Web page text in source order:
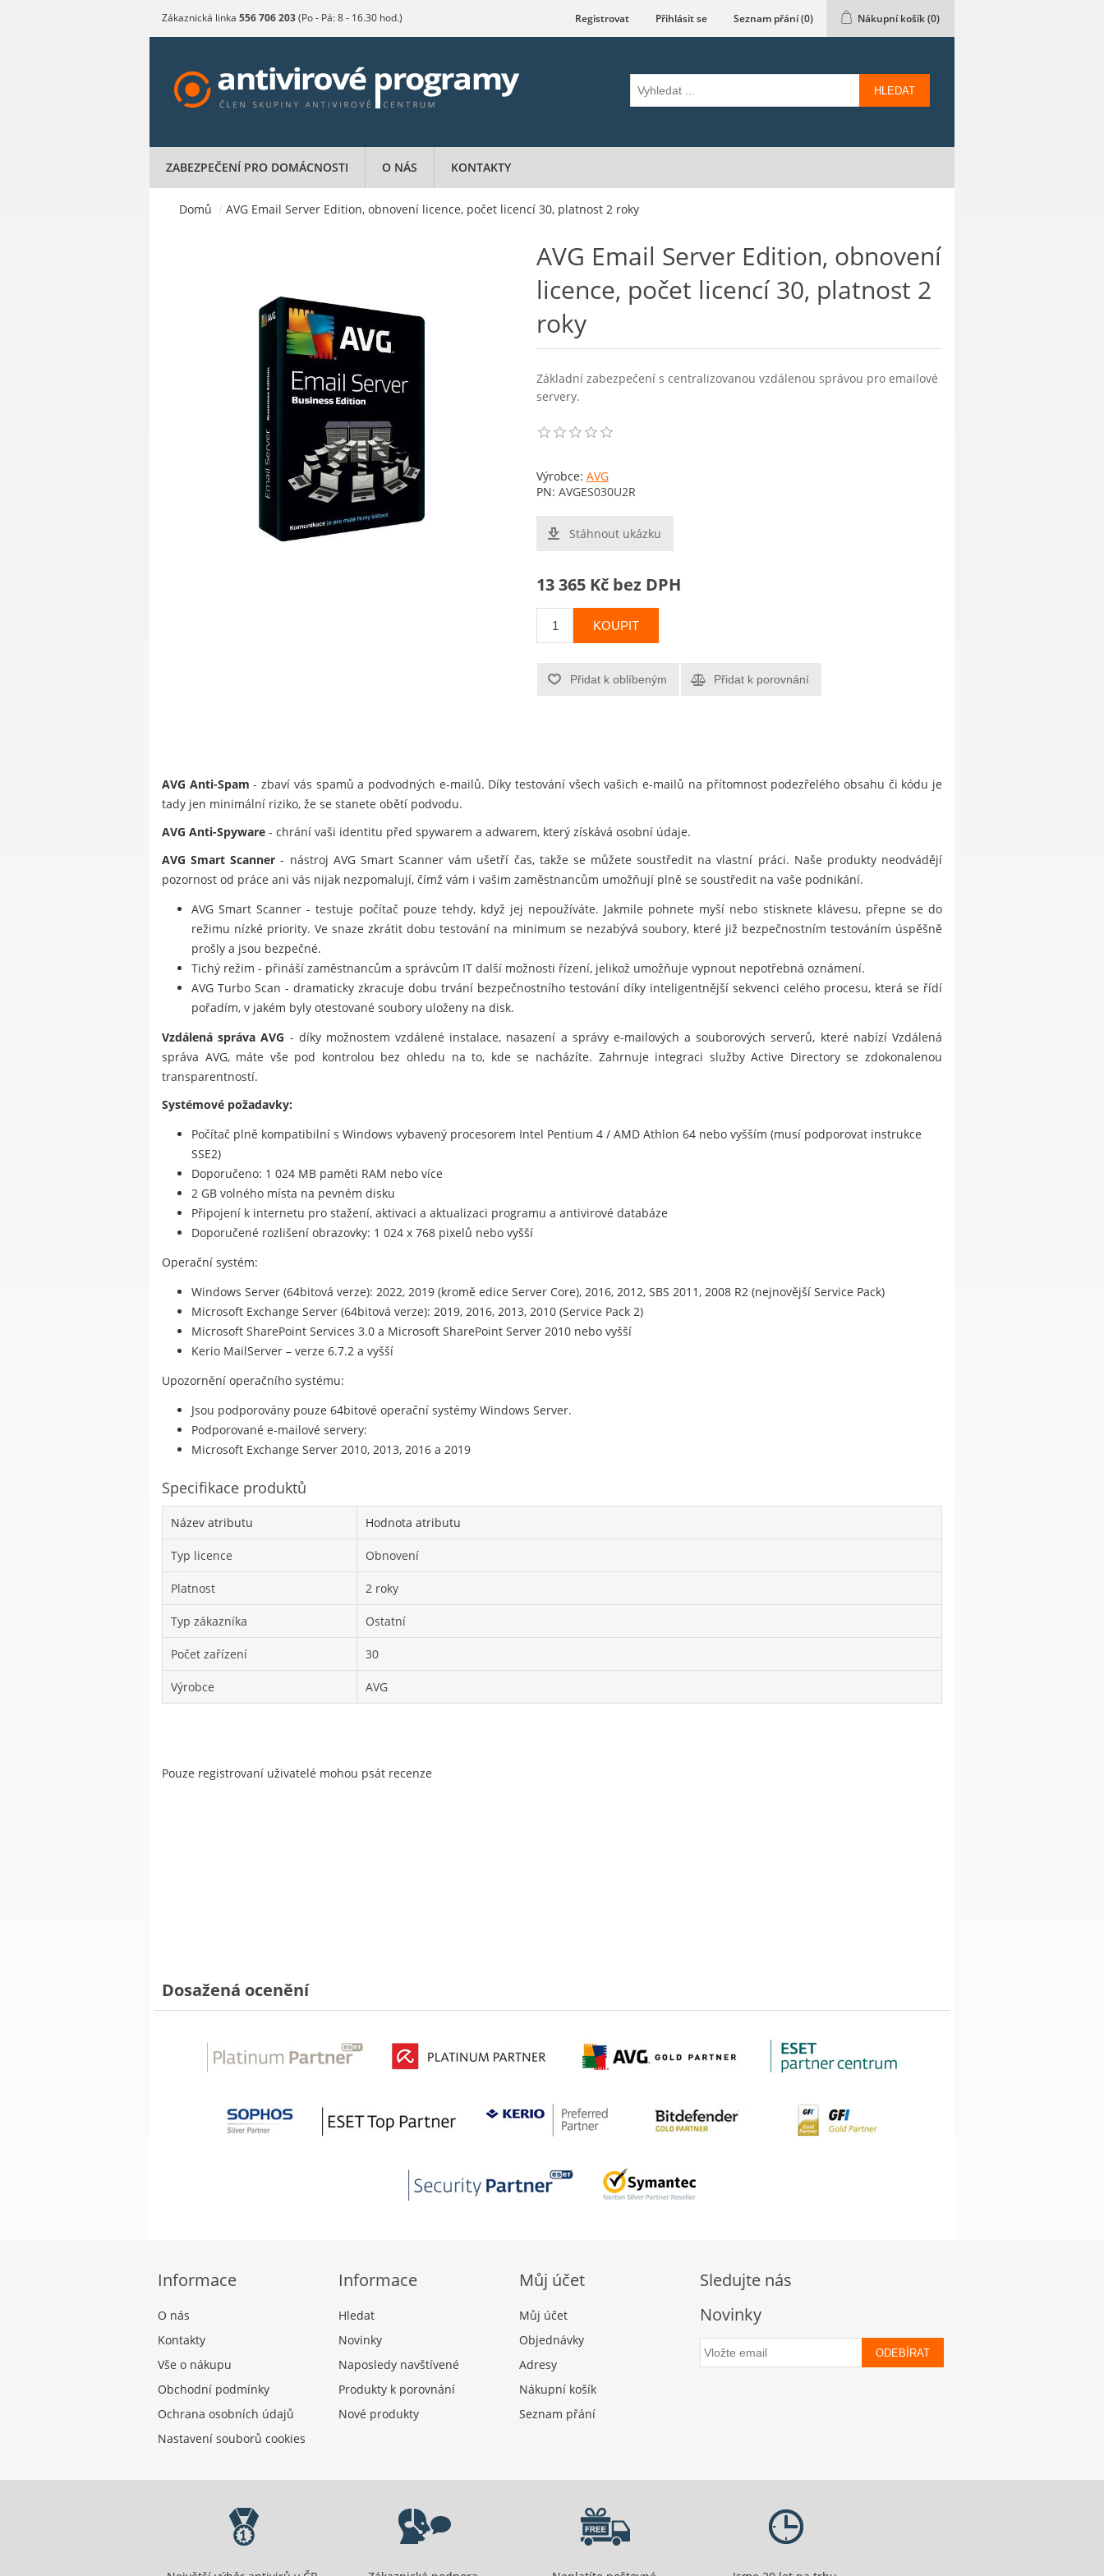
Zákaznická linka 556 706 203(Po - Pá: 8 - 16.30 hod.) Registrovat Přihlásit se Seznam přání(0) Nákupní košík(0)
HLEDAT
ZABEZPEČENÍ PRO DOMÁCNOSTI O NÁS KONTAKTY
Domů / AVG Email Server Edition, obnovení licence, počet licencí 30, platnost 2 roky
AVG Email Server Edition, obnovení
licence, počet licencí 30, platnost 2
roky
Základní zabezpečení s centralizovanou vzdálenou správou pro emailové
servery.
Výrobce: AVG
PN: AVGES030U2R
Stáhnout ukázku
13 365 Kč bez DPH
KOUPIT
Přidat k oblíbeným Přidat k porovnání
AVG Anti-Spam - zbaví vás spamů a podvodných e-mailů. Díky testování všech vašich e-mailů na přítomnost podezřelého obsahu či kódu je
tady jen minimální riziko, že se stanete obětí podvodu.
AVG Anti-Spyware - chrání vaši identitu před spywarem a adwarem, který získává osobní údaje.
AVG Smart Scanner - nástroj AVG Smart Scanner vám ušetří čas, takže se můžete soustředit na vlastní práci. Naše produkty neodvádějí
pozornost od práce ani vás nijak nezpomalují, čímž vám i vašim zaměstnancům umožňují plně se soustředit na vaše podnikání.
AVG Smart Scanner - testuje počítač pouze tehdy, když jej nepoužíváte. Jakmile pohnete myší nebo stisknete klávesu, přepne se do
režimu nízké priority. Ve snaze zkrátit dobu testování na minimum se nezabývá soubory, které již bezpečnostním testováním úspěšně
prošly a jsou bezpečné.
Tichý režim - přináší zaměstnancům a správcům IT další možnosti řízení, jelikož umožňuje vypnout nepotřebná oznámení.
AVG Turbo Scan - dramaticky zkracuje dobu trvání bezpečnostního testování díky inteligentnější sekvenci celého procesu, která se řídí
pořadím, v jakém byly otestované soubory uloženy na disk.
Vzdálená správa AVG - díky možnostem vzdálené instalace, nasazení a správy e-mailových a souborových serverů, které nabízí Vzdálená
správa AVG, máte vše pod kontrolou bez ohledu na to, kde se nacházíte. Zahrnuje integraci služby Active Directory se zdokonalenou
transparentností.
Systémové požadavky:
Počítač plně kompatibilní s Windows vybavený procesorem Intel Pentium 4 / AMD Athlon 64 nebo vyšším (musí podporovat instrukce
SSE2)
Doporučeno: 1 024 MB paměti RAM nebo více
2 GB volného místa na pevném disku
Připojení k internetu pro stažení, aktivaci a aktualizaci programu a antivirové databáze
Doporučené rozlišení obrazovky: 1 024 x 768 pixelů nebo vyšší
Operační systém:
Windows Server (64bitová verze): 2022, 2019 (kromě edice Server Core), 2016, 2012, SBS 2011, 2008 R2 (nejnovější Service Pack)
Microsoft Exchange Server (64bitová verze): 2019, 2016, 2013, 2010 (Service Pack 2)
Microsoft SharePoint Services 3.0 a Microsoft SharePoint Server 2010 nebo vyšší
Kerio MailServer – verze 6.7.2 a vyšší
Upozornění operačního systému:
Jsou podporovány pouze 64bitové operační systémy Windows Server.
Podporované e-mailové servery:
Microsoft Exchange Server 2010, 2013, 2016 a 2019
Specifikace produktů
Název atributu Hodnota atributu
Typ licence Obnovení
Platnost 2 roky
Typ zákazníka Ostatní
Počet zařízení 30
Výrobce AVG
Pouze registrovaní uživatelé mohou psát recenze
Dosažená ocenění
Informace
O nás
Kontakty
Vše o nákupu
Obchodní podmínky
Ochrana osobních údajů
Nastavení souborů cookies
Informace
Hledat
Novinky
Naposledy navštívené
Produkty k porovnání
Nové produkty
Můj účet
Můj účet
Objednávky
Adresy
Nákupní košík
Seznam přání
Sledujte nás
Novinky
ODEBÍRAT